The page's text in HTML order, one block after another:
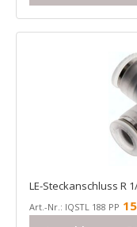
LE-Steckanschluss R
Art.-Nr.: IQSTL 188 PP